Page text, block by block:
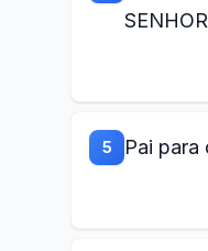
5 Pai para